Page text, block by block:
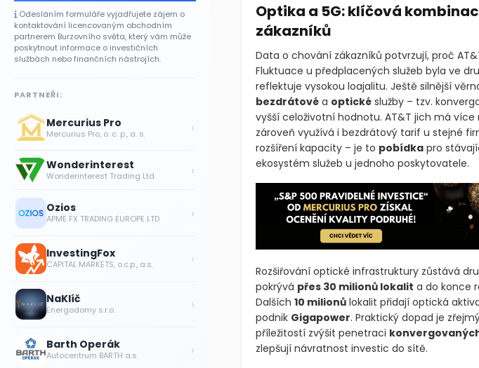
Optika a 5G: klíčová
zákazníků
Data o chování zákazníků potvrzují, proč
Fluktuace u předplacených služeb byla ve
reflektuje vysokou loajalitu. Ještě silnější
bezdrátovéa optickéslužby – tzv.
vyšší celoživotní hodnotu. AT&T jich má více
zároveň využívá i bezdrátový tarif u stejné
rozšíření kapacity – je to pobídkapro
ekosystém služeb u jednoho poskytovatele.
Rozšiřování optické infrastruktury zůstává
pokrývá přes 30 milionů lokalit a do konce
Dalších 10 milionůlokalit přidají optická
podnik Gigapower. Praktický dopad je
příležitostí zvýšit penetraci
zlepšují návratnost investic do sítě.
Odesláním formuláře vyjadřujete zájem o
kontaktování licencovaným obchodním
partnerem Burzovního světa, který vám může
poskytnout informace o investičních
službách nebo finančních nástrojích.
PARTNEŘI:
Mercurius Pro
Mercurius Pro, o. c. p., a. s. ›
Wonderinterest
Wonderinterest Trading Ltd ›
Ozios
APME FX TRADING EUROPE LTD ›
InvestingFox
CAPITAL MARKETS, o.c.p., a.s. ›
NaKlíč
Energodomy s.r.o. ›
Barth Operák
Autocentrum BARTH a.s. ›